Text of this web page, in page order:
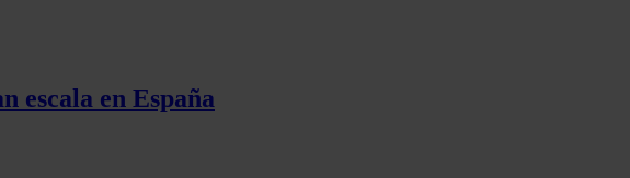
escala en España